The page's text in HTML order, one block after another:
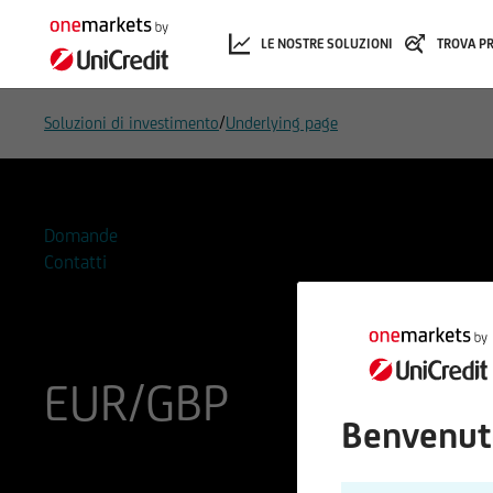
LE NOSTRE SOLUZIONI TROVA
Soluzioni di investimento/Underlying page
Domande
Contatti
EUR/GBP